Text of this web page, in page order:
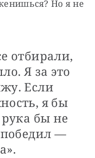
Но я не
отбирали,
Я за это
Если
я бы
бы не
—